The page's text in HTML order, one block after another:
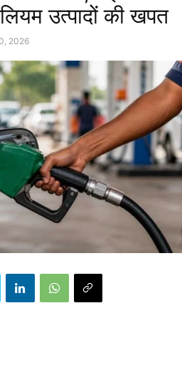
उत्पादों की खपत
2026